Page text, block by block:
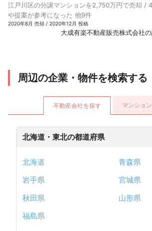
江戸川区の分譲マンションを2,750万円で売却 /
や提案が参考になった 他9件
2020年8月 売却 / 2020年12月 投稿
大成有楽不動産販売株式会社
周辺の企業・物件を検索する
不動産会社を探す マンショ
北海道・東北の都道府県
北海道
青森県
岩手県
宮城県
秋田県
山形県
福島県